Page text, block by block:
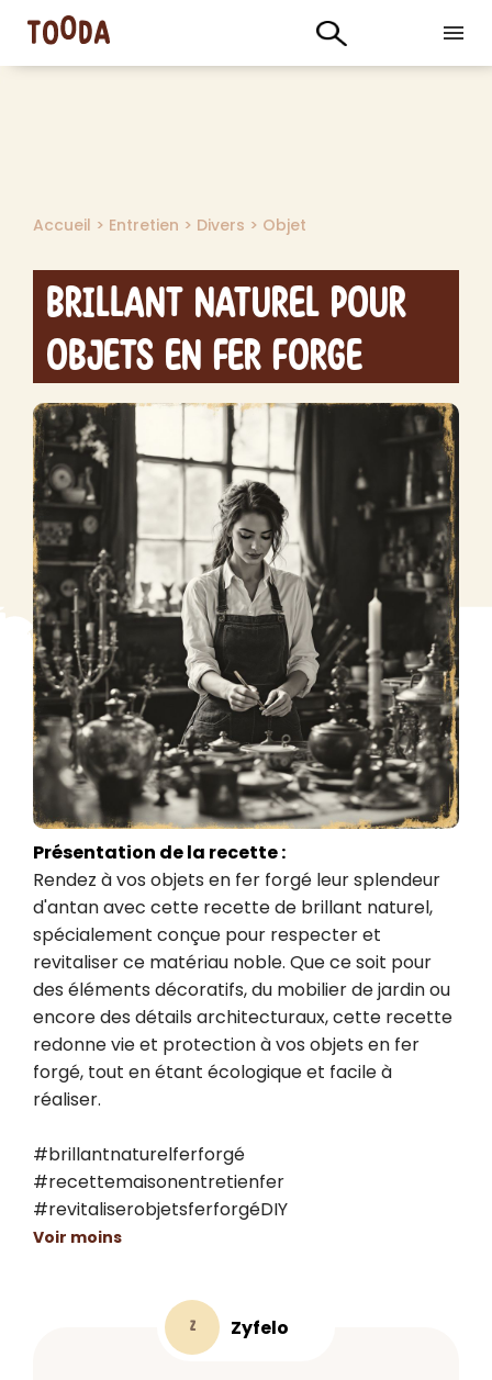
Accueil > Entretien > Divers > Objet
Brillant Naturel pour
Objets en Fer Forge
Présentation de la recette :
Rendez à vos objets en fer forgé leur splendeur
d'antan avec cette recette de brillant naturel,
spécialement conçue pour respecter et
revitaliser ce matériau noble. Que ce soit pour
des éléments décoratifs, du mobilier de jardin ou
encore des détails architecturaux, cette recette
redonne vie et protection à vos objets en fer
forgé, tout en étant écologique et facile à
réaliser.
#brillantnaturelferforgé
#recettemaisonentretienfer
#revitaliserobjetsferforgéDIY
Voir moins
Z Zyfelo